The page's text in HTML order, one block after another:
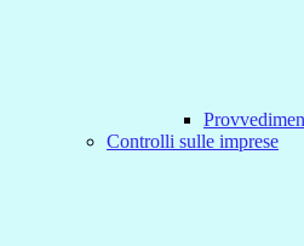
Controlli sulle imprese